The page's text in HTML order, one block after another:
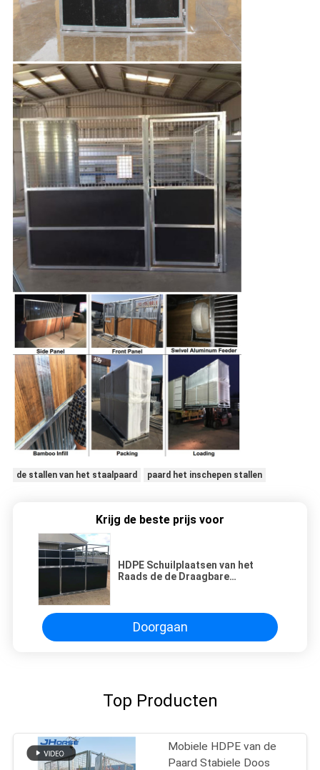
de stallen van het staalpaard paard het inschepen stallen
Krijg de beste prijs voor
HDPE Schuilplaatsen van het
Raads de de Draagbare
Doorgaan
Top Producten
Mobiele HDPE van de
Paard Stabiele Doos